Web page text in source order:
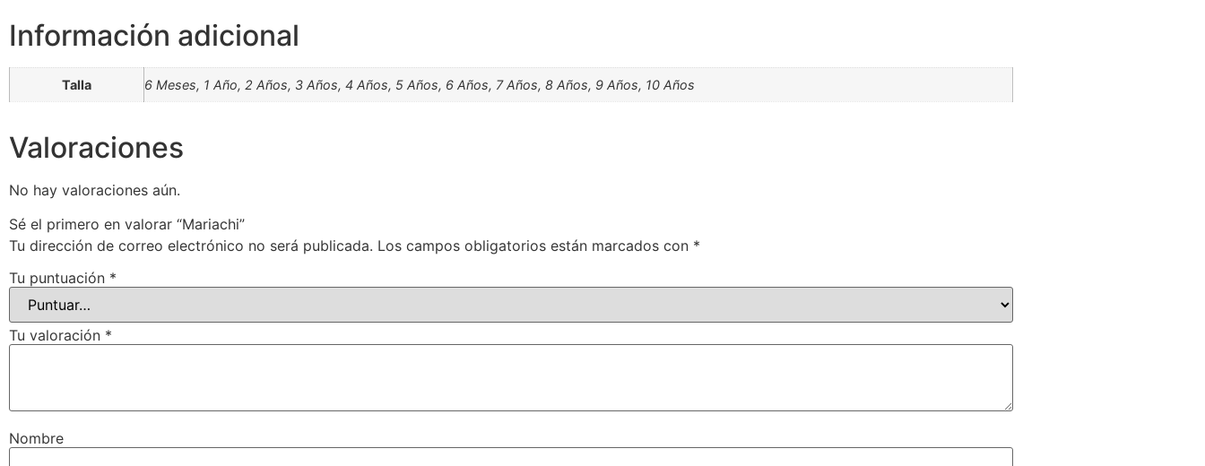
Información adicional
Talla 6 Meses, 1 Año, 2 Años, 3 Años, 4 Años, 5 Años, 6 Años, 7 Años, 8 Años, 9 Años, 10 Años
Valoraciones
No hay valoraciones aún.
Sé el primero en valorar “Mariachi”
Tu dirección de correo electrónico no será publicada. Los campos obligatorios están marcados con *
Tu puntuación *
Tu valoración *
Nombre